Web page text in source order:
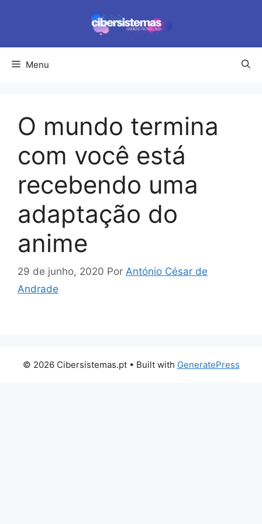
conteúdo
Menu
O mundo termina
com você está
recebendo uma
adaptação do
anime
29 de junho, 2020 Por António César de
Andrade
© 2026 Cibersistemas.pt• Built with GeneratePress